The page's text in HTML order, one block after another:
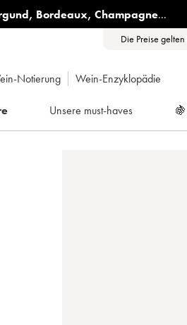
, Bordeaux, Champagne...
Die Preise
Notierung Wein-Enzyklopädie
Unsere must-haves 🍇